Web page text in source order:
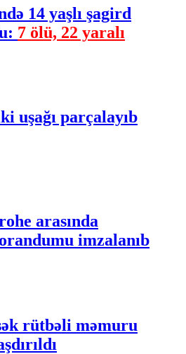
14 yaşlı şagird
7 ölü, 22 yaralı
uşağı parçalayıb
arasında
imzalanıb
rütbəli məmuru